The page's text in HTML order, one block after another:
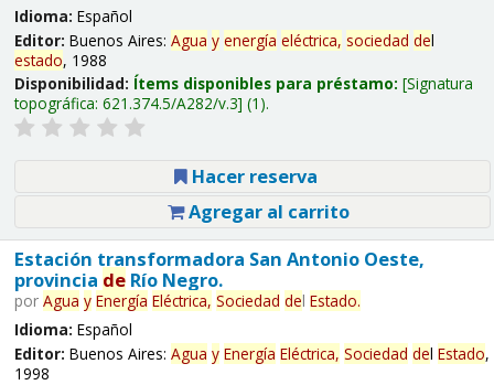
Idioma: Español
Editor: Buenos Aires: Agua y energía eléctrica, sociedad del
estado, 1988
Disponibilidad: Ítems disponibles para préstamo: Signatura
topográfica: 621.374.5/A282/v.3 (1).
Hacer reserva
Agregar al carrito
Estación transformadora San Antonio Oeste,
provincia deRío Negro.
por Agua y Energía Eléctrica, Sociedad del Estado.
Idioma: Español
Editor: Buenos Aires: Agua y Energía Eléctrica, Sociedad del Estado,
1998